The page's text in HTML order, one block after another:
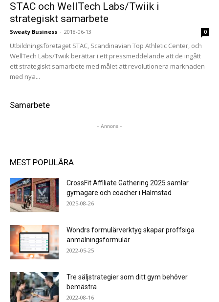
STAC och WellTech Labs/Twiik i
strategiskt samarbete
Sweaty Business - 2018-06-13 0
Utbildningsföretaget STAC, Scandinavian Top Athletic Center, och
WellTech Labs/Twiik berättar i ett pressmeddelande att de ingått
ett strategiskt samarbete med målet att revolutionera marknaden
med nya...
Samarbete
- Annons -
MEST POPULÄRA
CrossFit Affiliate Gathering 2025 samlar
gymägare och coacher i Halmstad
2025-08-26
Wondrs formulärverktyg skapar proffsiga
anmälningsformulär
2022-05-25
Tre säljstrategier som ditt gym behöver
bemästra
2022-08-16